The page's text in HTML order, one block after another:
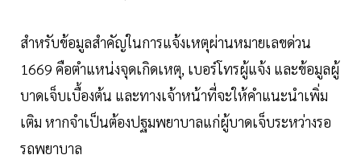
สำหรับข้อมูลสำคัญในการแจ้งเหตุผ่านหมายเลขด่วน
1669 คือตำแหน่งจุดเกิดเหตุ, เบอร์โทรผู้แจ้ง และข้อมูลผู้
บาดเจ็บเบื้องต้น และทางเจ้าหน้าที่จะให้คำแนะนำเพิ่ม
เติม หากจำเป็นต้องปฐมพยาบาลแก่ผู้บาดเจ็บระหว่างรอ
รถพยาบาล